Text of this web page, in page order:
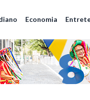
Economia